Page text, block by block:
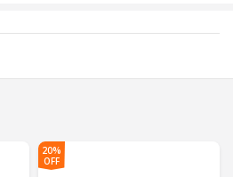
20%
OFF